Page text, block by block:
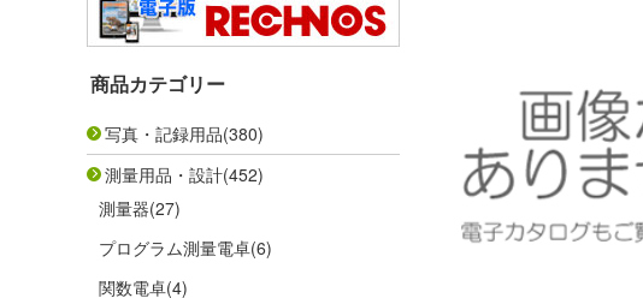
商品カテゴリー
写真・記録用品(380)
測量用品・設計(452)
測量器(27)
プログラム測量電卓(6)
関数電卓(4)